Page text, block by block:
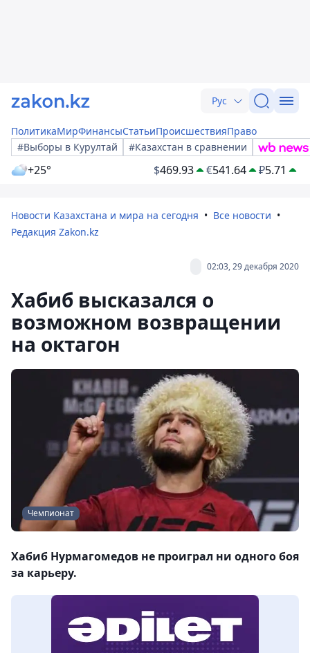
Рус
ПолитикаМирФинансыСтатьиПроисшествияПраво
#Выборы в Курултай
#Казахстан в сравнении
+25° $469.93 €541.64 ₽5.71
Новости Казахстана и мира на сегодня
Все новости
Редакция Zakon.kz
02:03, 29 декабря 2020
Хабиб высказался о
возможном возвращении
на октагон
Чемпионат
Хабиб Нурмагомедов не проиграл ни одного боя
за карьеру.